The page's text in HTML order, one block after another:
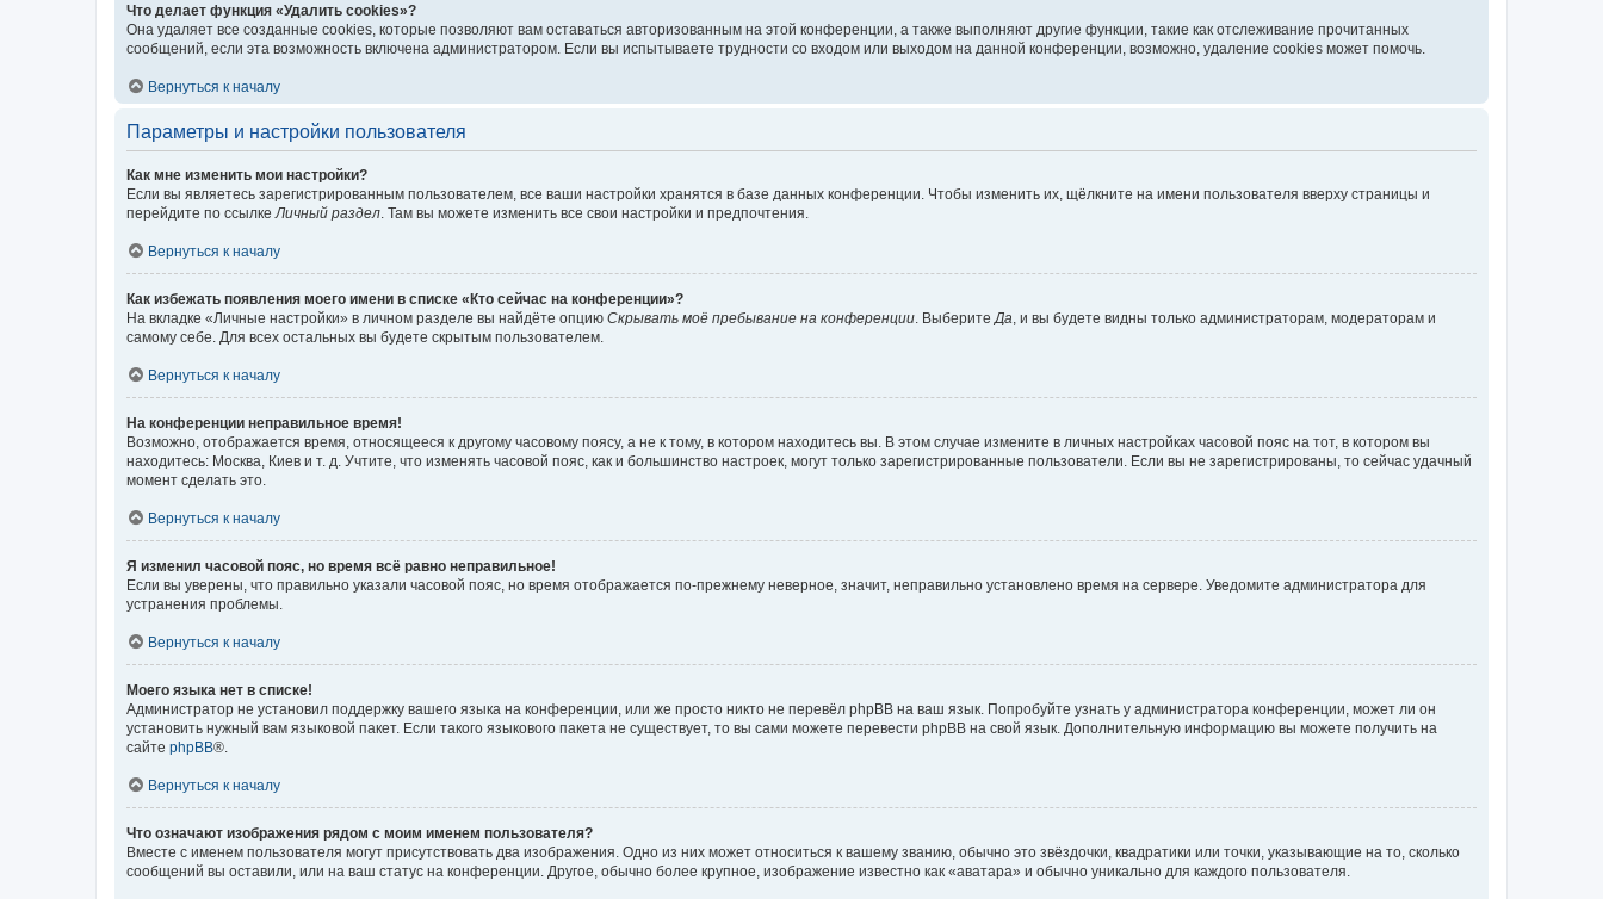
Что делает функция «Удалить cookies»?
Она удаляет все созданные cookies, которые позволяют вам оставаться авторизованным на этой конференции, а также выполняют другие функции, такие как отслеживание прочитанных
сообщений, если эта возможность включена администратором. Если вы испытываете трудности со входом или выходом на данной конференции, возможно, удаление cookies может помочь.
Вернуться к началу
Параметры и настройки пользователя
Как мне изменить мои настройки?
Если вы являетесь зарегистрированным пользователем, все ваши настройки хранятся в базе данных конференции. Чтобы изменить их, щёлкните на имени пользователя вверху страницы и
перейдите по ссылке Личный раздел . Там вы можете изменить все свои настройки и предпочтения.
Вернуться к началу
Как избежать появления моего имени в списке «Кто сейчас на конференции»?
На вкладке «Личные настройки» в личном разделе вы найдёте опцию Скрывать моё пребывание на конференции . Выберите Да , и вы будете видны только администраторам, модераторам и
самому себе. Для всех остальных вы будете скрытым пользователем.
Вернуться к началу
На конференции неправильное время!
Возможно, отображается время, относящееся к другому часовому поясу, а не к тому, в котором находитесь вы. В этом случае измените в личных настройках часовой пояс на тот, в котором вы
находитесь: Москва, Киев и т. д. Учтите, что изменять часовой пояс, как и большинство настроек, могут только зарегистрированные пользователи. Если вы не зарегистрированы, то сейчас удачный
момент сделать это.
Вернуться к началу
Я изменил часовой пояс, но время всё равно неправильное!
Если вы уверены, что правильно указали часовой пояс, но время отображается по-прежнему неверное, значит, неправильно установлено время на сервере. Уведомите администратора для
устранения проблемы.
Вернуться к началу
Моего языка нет в списке!
Администратор не установил поддержку вашего языка на конференции, или же просто никто не перевёл phpBB на ваш язык. Попробуйте узнать у администратора конференции, может ли он
установить нужный вам языковой пакет. Если такого языкового пакета не существует, то вы сами можете перевести phpBB на свой язык. Дополнительную информацию вы можете получить на
сайте phpBB®.
Вернуться к началу
Что означают изображения рядом с моим именем пользователя?
Вместе с именем пользователя могут присутствовать два изображения. Одно из них может относиться к вашему званию, обычно это звёздочки, квадратики или точки, указывающие на то, сколько
сообщений вы оставили, или на ваш статус на конференции. Другое, обычно более крупное, изображение известно как «аватара» и обычно уникально для каждого пользователя.